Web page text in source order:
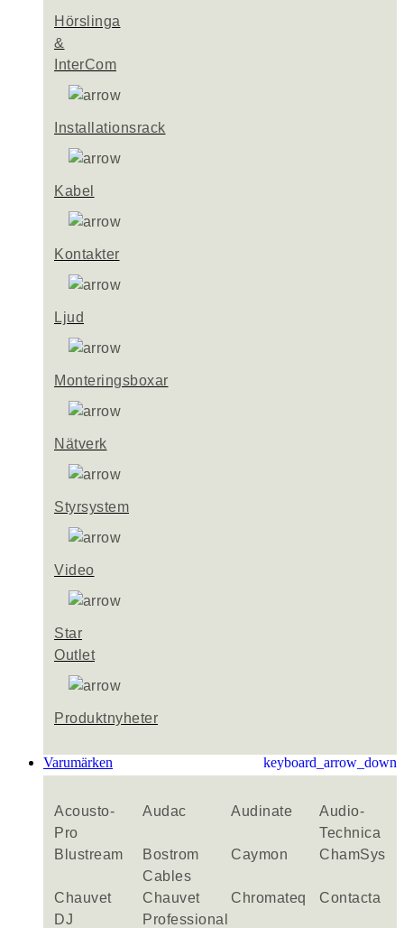
Hörslinga
&
InterCom
Installationsrack
Kabel
Kontakter
Ljud
Monteringsboxar
Nätverk
Styrsystem
Video
Star
Outlet
Produktnyheter
Varumärken keyboard_arrow_down
Acousto-
Pro
Audac Audinate
Audio-
Technica
Blustream
Bostrom
Cables
Caymon ChamSys
Chauvet
DJ
Chauvet
Professional
Chromateq Contacta